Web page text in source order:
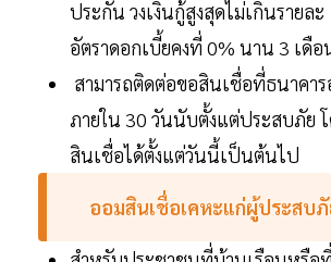
ประกัน วงเงินกู้สูงสุดไม่เกินรายล
อัตราดอกเบี้ยคงที่ 0% นาน 3 เดือ
สามารถติดต่อขอสินเชื่อที่ธนาคา
ภายใน 30 วันนับตั้งแต่ประสบภัย
สินเชื่อได้ตั้งแต่วันนี้เป็นต้นไป
ออมสินเชื่อเคหะแก่ผู้ประสบ